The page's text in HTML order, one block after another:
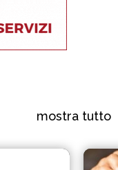
mostra tutto